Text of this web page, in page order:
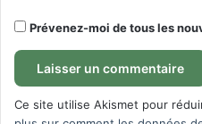
Prévenez-moi de tous les
Ce site utilise Akismet pour